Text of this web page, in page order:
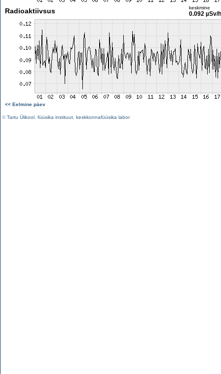
Radioaktiivsus keskmine
0.092 µSv/h
<< Eelmine päev
©Tartu Ülikool füüsika instituut keskkonnafüüsika labor